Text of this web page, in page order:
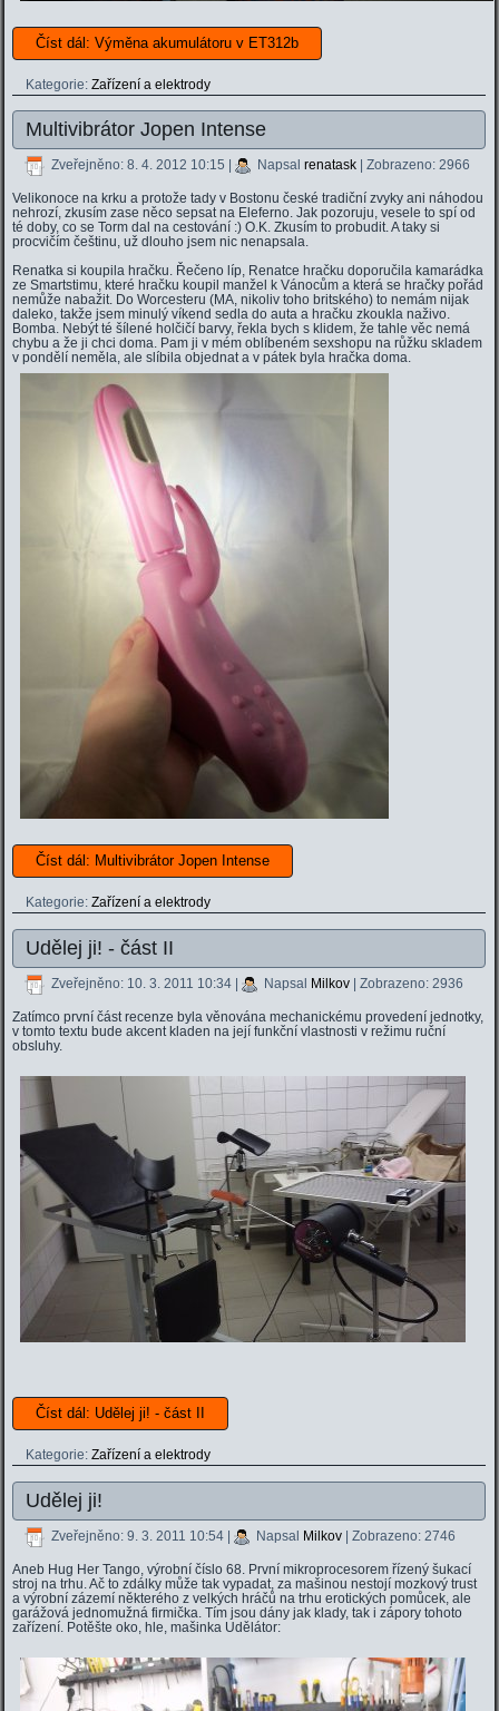
Číst dál: Výměna akumulátoru v ET312b
Kategorie:Zařízení a elektrody
Multivibrátor Jopen Intense
Zveřejněno: 8. 4. 2012 10:15 | Napsalrenatask | Zobrazeno: 2966
Velikonoce na krku a protože tady v Bostonu české tradiční zvyky ani náhodou
nehrozí, zkusím zase něco sepsat na Eleferno. Jak pozoruju, vesele to spí od
té doby, co se Torm dal na cestování :) O.K. Zkusím to probudit. A taky si
procvičím češtinu, už dlouho jsem nic nenapsala.
Renatka si koupila hračku. Řečeno líp, Renatce hračku doporučila kamarádka
ze Smartstimu, které hračku koupil manžel k Vánocům a která se hračky pořád
nemůže nabažit. Do Worcesteru (MA, nikoliv toho britského) to nemám nijak
daleko, takže jsem minulý víkend sedla do auta a hračku zkoukla naživo.
Bomba. Nebýt té šílené holčičí barvy, řekla bych s klidem, že tahle věc nemá
chybu a že ji chci doma. Pam ji v mém oblíbeném sexshopu na růžku skladem
v pondělí neměla, ale slíbila objednat a v pátek byla hračka doma.
Číst dál: Multivibrátor Jopen Intense
Kategorie:Zařízení a elektrody
Udělej ji! - část II
Zveřejněno: 10. 3. 2011 10:34 | Napsal Milkov | Zobrazeno: 2936
Zatímco první část recenze byla věnována mechanickému provedení jednotky,
v tomto textu bude akcent kladen na její funkční vlastnosti v režimu ruční
obsluhy.
Číst dál: Udělej ji! - část II
Kategorie:Zařízení a elektrody
Udělej ji!
Zveřejněno: 9. 3. 2011 10:54 | Napsal Milkov | Zobrazeno: 2746
Aneb Hug Her Tango, výrobní číslo 68. První mikroprocesorem řízený šukací
stroj na trhu. Ač to zdálky může tak vypadat, za mašinou nestojí mozkový trust
a výrobní zázemí některého z velkých hráčů na trhu erotických pomůcek, ale
garážová jednomužná firmička. Tím jsou dány jak klady, tak i zápory tohoto
zařízení. Potěšte oko, hle, mašinka Udělátor: